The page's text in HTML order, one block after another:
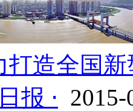
打造全国
报 ⋅ 2015-